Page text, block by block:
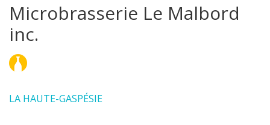
Microbrasserie Le Malbord
inc.
LA HAUTE-GASPÉSIE